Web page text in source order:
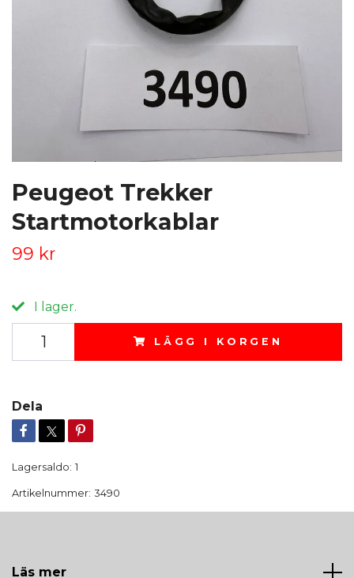
Peugeot Trekker
Startmotorkablar
99 kr
I lager.
LÄGG I KORGEN
Dela
Lagersaldo: 1
Artikelnummer: 3490
Läs mer